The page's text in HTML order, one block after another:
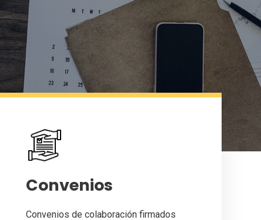
Convenios
Convenios de colaboración firmados